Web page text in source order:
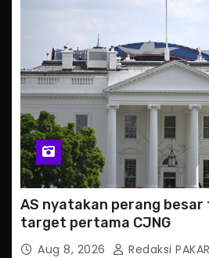
AS nyatakan perang
target pertama CJNG
Aug 8, 2026 Redaksi PAKAR